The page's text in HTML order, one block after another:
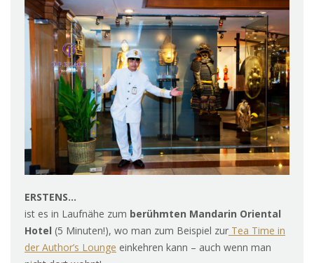
ERSTENS…
ist es in Laufnähe zum berühmten Mandarin Oriental
Hotel (5 Minuten!), wo man zum Beispiel zur Tea Time in
der Author’s Lounge einkehren kann – auch wenn man